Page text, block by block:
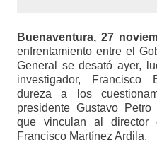
Buenaventura, 27
enfrentamiento entre el
General se desató ayer,
investigador, Francisco
dureza a los
presidente Gustavo
que vinculan al director
Francisco Martínez Ardila.